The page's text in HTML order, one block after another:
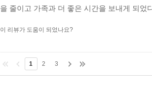
을 줄이고 가족과 더 좋은 시간을 보내게 되
이 리뷰가 도움이 되었나요?
1 2 3